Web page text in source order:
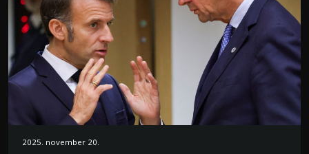
2025. november 20.